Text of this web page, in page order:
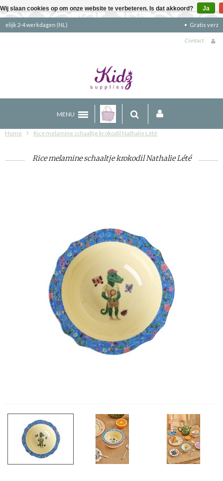
Contact
MENU
Home Rice melamine schaaltje krokodil Nathalie Lété
Rice melamine schaaltje krokodil Nathalie Lété
Wij slaan cookies op om onze website te verbeteren. Is dat akkoord? Ja